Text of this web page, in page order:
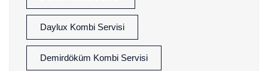
Daylux Kombi Servisi
Demirdöküm Kombi Servisi